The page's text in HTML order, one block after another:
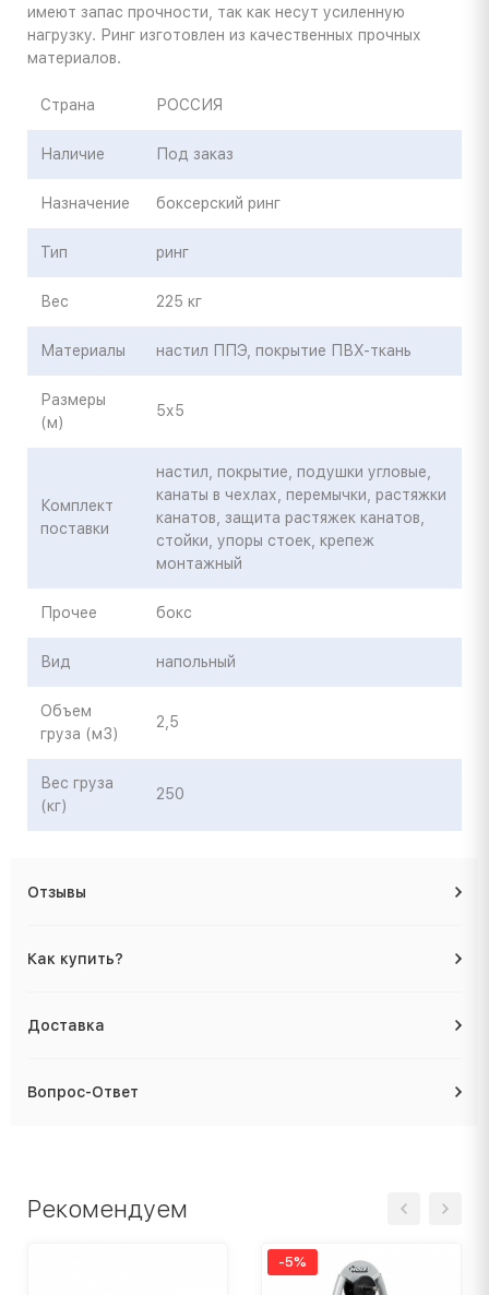
имеют запас прочности, так как несут усиленную
нагрузку. Ринг изготовлен из качественных прочных
материалов.
Страна РОССИЯ
Наличие Под заказ
Назначение боксерский ринг
Тип ринг
Вес 225 кг
Материалы настил ППЭ, покрытие ПВХ-ткань
Размеры
(м)
5х5
Комплект
поставки
настил, покрытие, подушки угловые,
канаты в чехлах, перемычки, растяжки
канатов, защита растяжек канатов,
стойки, упоры стоек, крепеж
монтажный
Прочее бокс
Вид напольный
Объем
груза (м3)
2,5
Вес груза
(кг)
250
Отзывы
Как купить?
Доставка
Вопрос-Ответ
Рекомендуем
-5%